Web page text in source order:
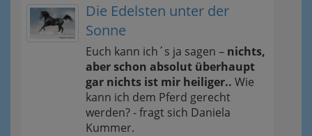
Die Edelsten unter der
Sonne
Euch kann ich´s ja sagen – nichts,
aber schon absolut überhaupt
gar nichts ist mir heiliger.. Wie
kann ich dem Pferd gerecht
werden? - fragt sich Daniela
Kummer.